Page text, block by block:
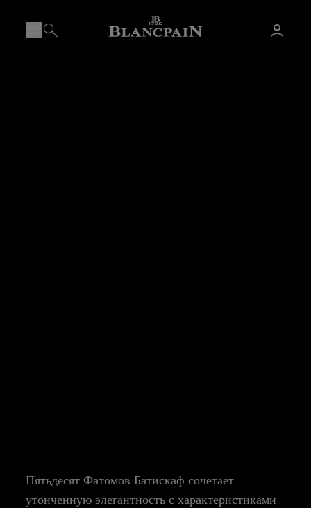
Пятьдесят Фатомов Батискаф сочетает
утонченную элегантность с характеристиками